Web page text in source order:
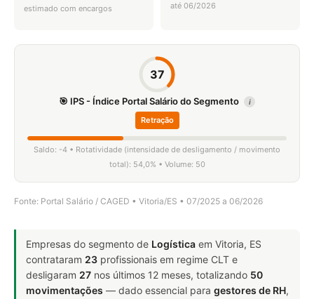
estimado com encargos até 06/2026
37
🎯 IPS - Índice Portal Salário do Segmento i
Retração
Saldo: -4 • Rotatividade (intensidade de desligamento / movimento
total): 54,0% • Volume: 50
Fonte: Portal Salário / CAGED • Vitoria/ES • 07/2025 a 06/2026
Empresas do segmento de Logística em Vitoria, ES
contrataram 23 profissionais em regime CLT e
desligaram 27 nos últimos 12 meses, totalizando 50
movimentações — dado essencial para gestores de RH,